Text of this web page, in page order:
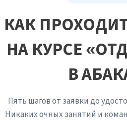
КАК
НА КУРСЕ
В
Пять шагов от заявки до
Никаких очных занятий и